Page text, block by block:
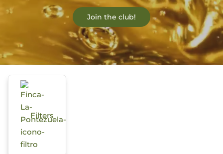
Blog
Join the club!
Filters